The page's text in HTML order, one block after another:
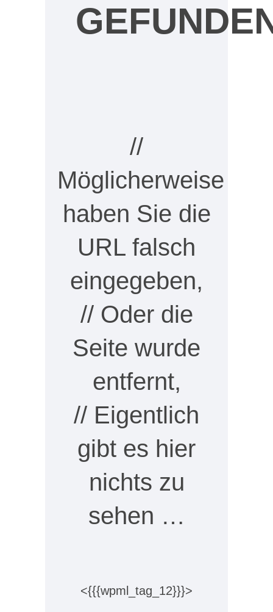
//
Möglicherweise
haben Sie die
URL falsch
eingegeben,
// Oder die
Seite wurde
entfernt,
// Eigentlich
gibt es hier
nichts zu
sehen …
<{{{wpml_tag_12}}}>